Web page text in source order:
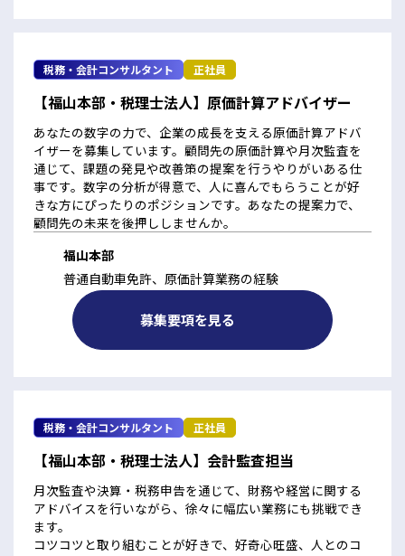
税務・会計コンサルタント 正社員
【福山本部・税理士法人】原価計算アドバイザー
あなたの数字の力で、企業の成長を支える原価計算アドバ
イザーを募集しています。顧問先の原価計算や月次監査を
通じて、課題の発見や改善策の提案を行うやりがいある仕
事です。数字の分析が得意で、人に喜んでもらうことが好
きな方にぴったりのポジションです。あなたの提案力で、
顧問先の未来を後押ししませんか。
福山本部
普通自動車免許、原価計算業務の経験
募集要項を見る
税務・会計コンサルタント 正社員
【福山本部・税理士法人】会計監査担当
月次監査や決算・税務申告を通じて、財務や経営に関する
アドバイスを行いながら、徐々に幅広い業務にも挑戦でき
ます。
コツコツと取り組むことが好きで、好奇心旺盛、人とのコ